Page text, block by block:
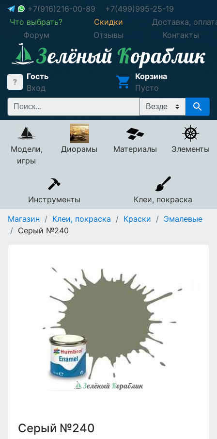
+7(916)216-00-89
+7(499)995-25-19
Что выбрать?
Скидки
Доставка,
Форум
Отзывы Контакты
Гость
Вход
Корзина
Пусто
Модели,
игры
Диорамы Материалы Элементы
Инструменты
Клеи, покраска
Магазин / Клеи, покраска / Краски / Эмалевые
/ Серый №240
Серый №240